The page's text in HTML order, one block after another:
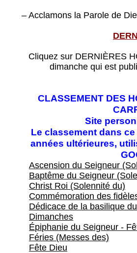
– Acclamons la Parole de
Cliquez sur DERNIÈRES
dimanche qui est
CLASSEMENT DES
Site
Le classement dans
années ultérieures,
Ascension du Seigneur
Baptême du Seigneur
Christ Roi (Solennité du)
Commémoration des
Dédicace de la basilique
Dimanches
Épiphanie du Seigneur -
Féries (Messes des)
Fête Dieu